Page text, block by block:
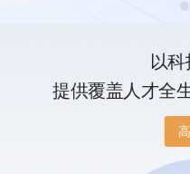
以
提供覆盖人才全